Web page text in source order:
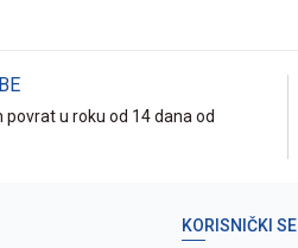
u roku od 14 dana od
KORISNIČKI